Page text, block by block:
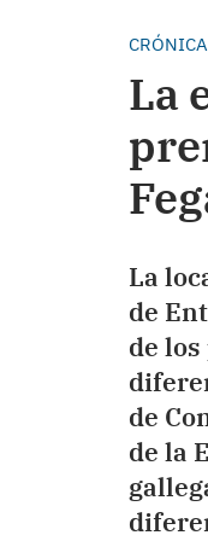
La
La
de
de
de
de la